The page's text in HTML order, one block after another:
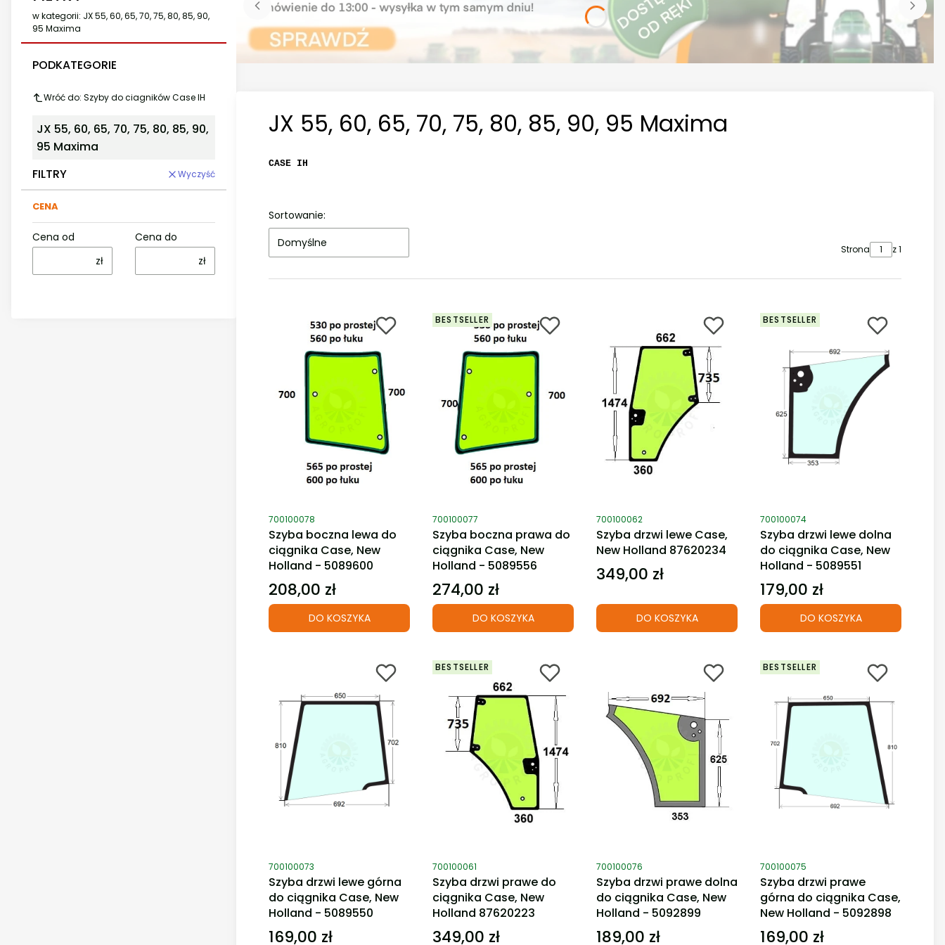
w kategorii: JX 55, 60, 65, 70, 75, 80, 85, 90,
95 Maxima
PODKATEGORIE
Wróć do: Szyby do ciagników Case IH
JX 55, 60, 65, 70, 75, 80, 85, 90,
95 Maxima
FILTRY
Wyczyść
CENA
Cena od
zł
Cena do
zł
JX 55, 60, 65, 70, 75, 80, 85, 90, 95 Maxima
CASE IH
Sortowanie:
Domyślne
Strona z 1
Kod produktu
700100078
Szyba boczna lewa do
ciągnika Case, New
Holland - 5089600
Cena
208,00 zł
DO KOSZYKA
BESTSELLER
Kod produktu
700100077
Szyba boczna prawa do
ciągnika Case, New
Holland - 5089556
Cena
274,00 zł
DO KOSZYKA
Kod produktu
700100062
Szyba drzwi lewe Case,
New Holland 87620234
Cena
349,00 zł
DO KOSZYKA
BESTSELLER
Kod produktu
700100074
Szyba drzwi lewe dolna
do ciągnika Case, New
Holland - 5089551
Cena
179,00 zł
DO KOSZYKA
Kod produktu
700100073
Szyba drzwi lewe górna
do ciągnika Case, New
Holland - 5089550
Cena
169,00 zł
BESTSELLER
Kod produktu
700100061
Szyba drzwi prawe do
ciągnika Case, New
Holland 87620223
Cena
349,00 zł
Kod produktu
700100076
Szyba drzwi prawe dolna
do ciągnika Case, New
Holland - 5092899
Cena
189,00 zł
BESTSELLER
Kod produktu
700100075
Szyba drzwi prawe
górna do ciągnika Case,
New Holland - 5092898
Cena
169,00 zł